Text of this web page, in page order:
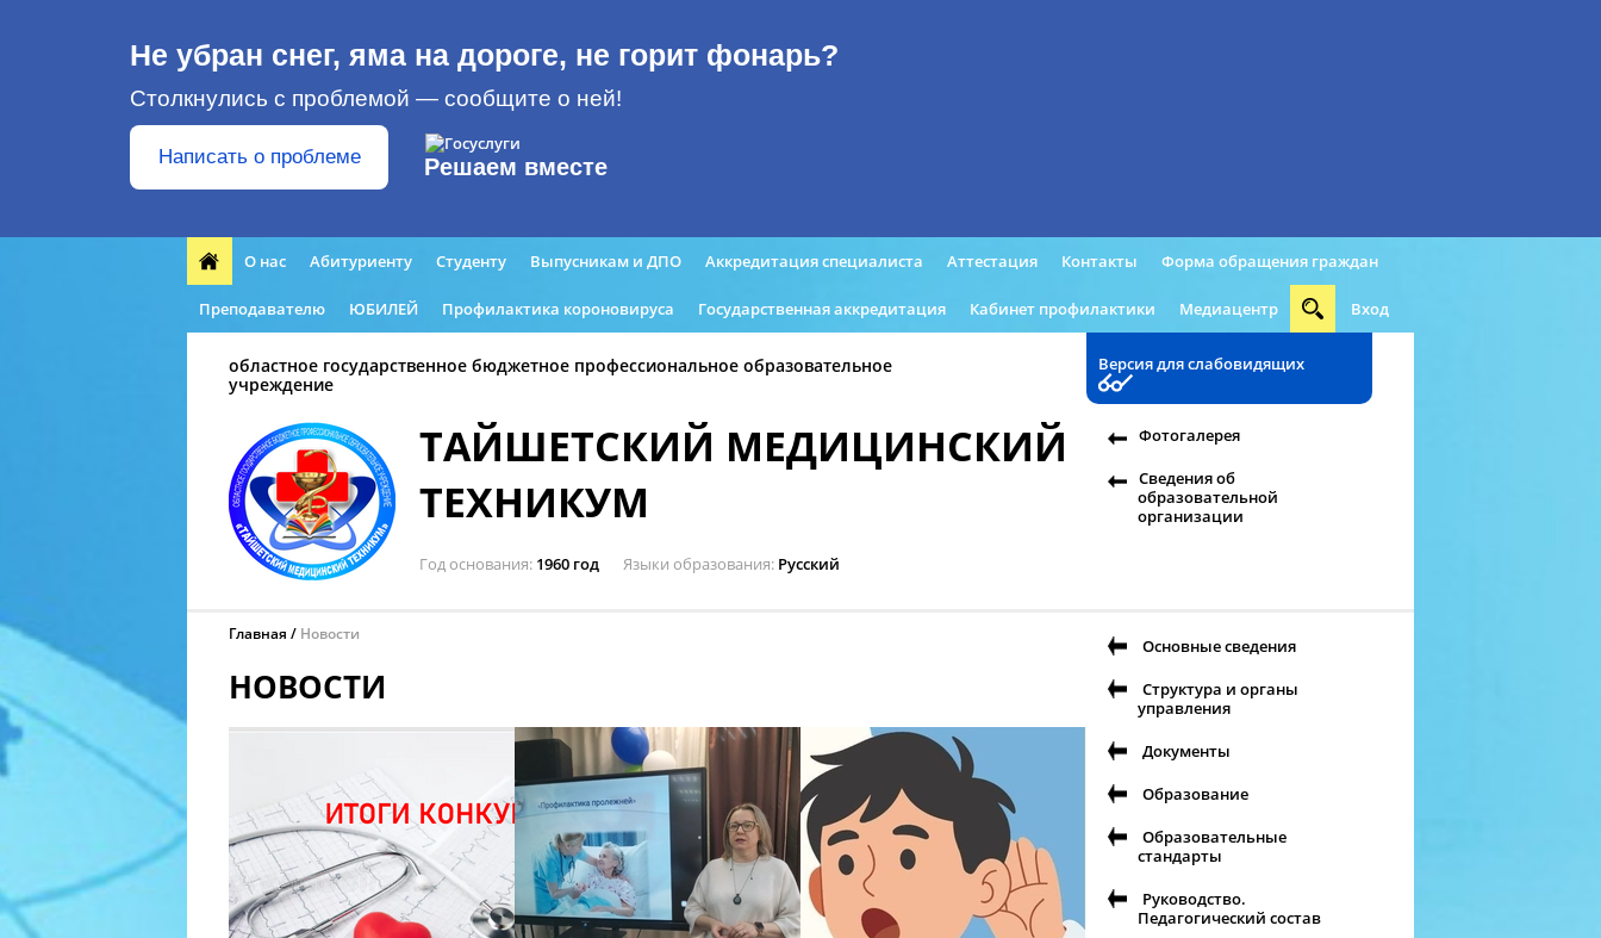
Не убран снег, яма на дороге, не горит фонарь?
Столкнулись с проблемой — сообщите о ней!
Написать о проблеме Решаем вместе
О нас Абитуриенту Студенту Выпусникам и ДПО Аккредитация специалиста Аттестация Контакты Форма обращения граждан
Преподавателю ЮБИЛЕЙ Профилактика короновируса Государственная аккредитация Кабинет профилактики Медиацентр Вход
областное государственное бюджетное профессиональное образовательное
учреждение
ТАЙШЕТСКИЙ МЕДИЦИНСКИЙ
ТЕХНИКУМ
Год основания 1960 год Языки образования Русский
Версия для слабовидящих
Фотогалерея
Сведения об
образовательной
организации
Главная Новости
НОВОСТИ
Основные сведения
Структура и органы
управления
Документы
Образование
Образовательные
стандарты
Руководство.
Педагогический состав